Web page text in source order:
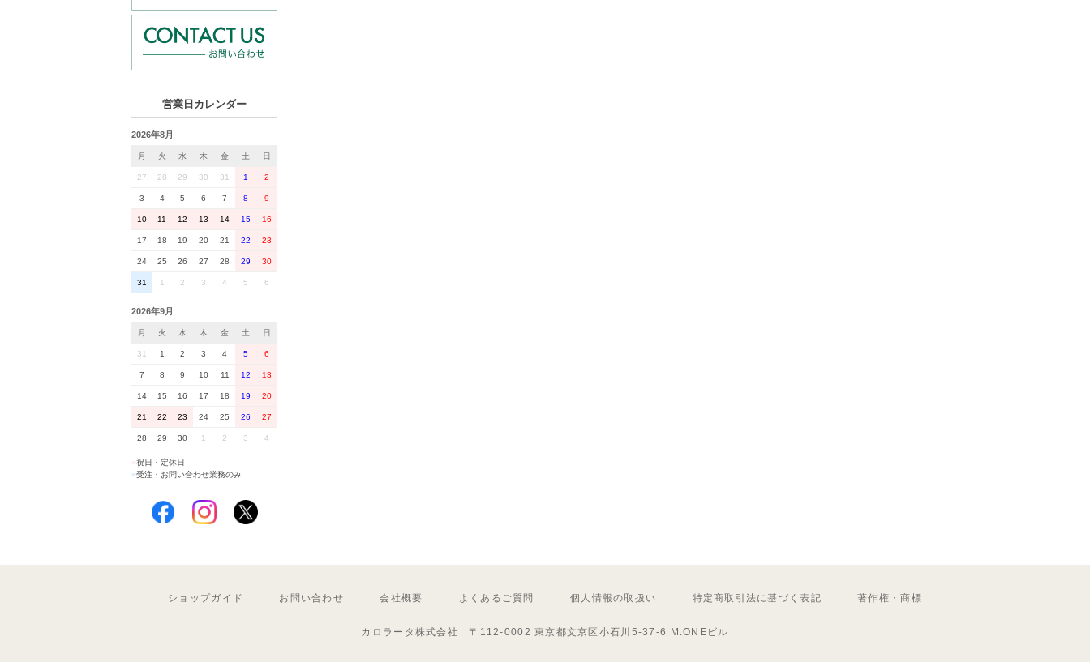
営業日カレンダー
2026年8月
月 火 水 木 金 土 日
27 28 29 30 31 1 2
3 4 5 6 7 8 9
10 11 12 13 14 15 16
17 18 19 20 21 22 23
24 25 26 27 28 29 30
31 1 2 3 4 5 6
2026年9月
月 火 水 木 金 土 日
31 1 2 3 4 5 6
7 8 9 10 11 12 13
14 15 16 17 18 19 20
21 22 23 24 25 26 27
28 29 30 1 2 3 4
祝日・定休日
■受注・お問い合わせ業務のみ
ショップガイド お問い合わせ 会社概要 よくあるご質問 個人情報の取扱い 特定商取引法に基づく表記 著作権・商標
カロラータ株式会社 〒112-0002 東京都文京区小石川5-37-6 M.ONEビル